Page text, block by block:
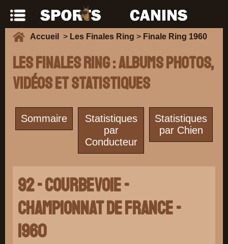
Accueil > Les Finales Ring > Finale Ring 1960
Les Finales Ring : Albums photos,
vidéos et Statistiques
Sommaire
Statistiques
par
Conducteur
Statistiques
par Chien
92 - COURBEVOIE -
Championnat de France -
1960